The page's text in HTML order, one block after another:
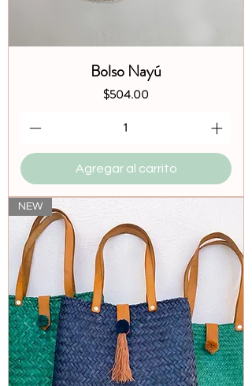
Bolso Nayú
Precio
$504.00
Agregar al carrito
NEW